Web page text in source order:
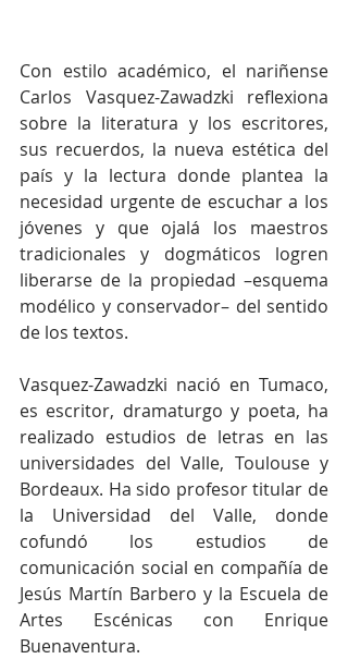
Con estilo académico, el nariñense
Carlos Vasquez-Zawadzki reflexiona
sobre la literatura y los escritores,
sus recuerdos, la nueva estética del
país y la lectura donde plantea la
necesidad urgente de escuchar a los
jóvenes y que ojalá los maestros
tradicionales y dogmáticos logren
liberarse de la propiedad –esquema
modélico y conservador– del sentido
de los textos.
Vasquez-Zawadzki nació en Tumaco,
es escritor, dramaturgo y poeta, ha
realizado estudios de letras en las
universidades del Valle, Toulouse y
Bordeaux. Ha sido profesor titular de
la Universidad del Valle, donde
cofundó los estudios de
comunicación social en compañía de
Jesús Martín Barbero y la Escuela de
Artes Escénicas con Enrique
Buenaventura.